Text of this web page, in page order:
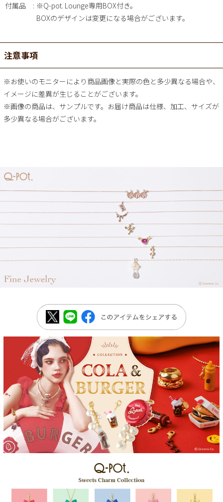
付属品
※Q-pot. Lounge専用BOX付き。
BOXのデザインは変更になる場合がございます。
注意事項
※お使いのモニターにより商品画像と実際の色と多少異なる場合や、
イメージに差異が生じることがございます。
※画像の商品は、サンプルです。お届け商品は仕様、加工、サイズが
多少異なる場合がございます。